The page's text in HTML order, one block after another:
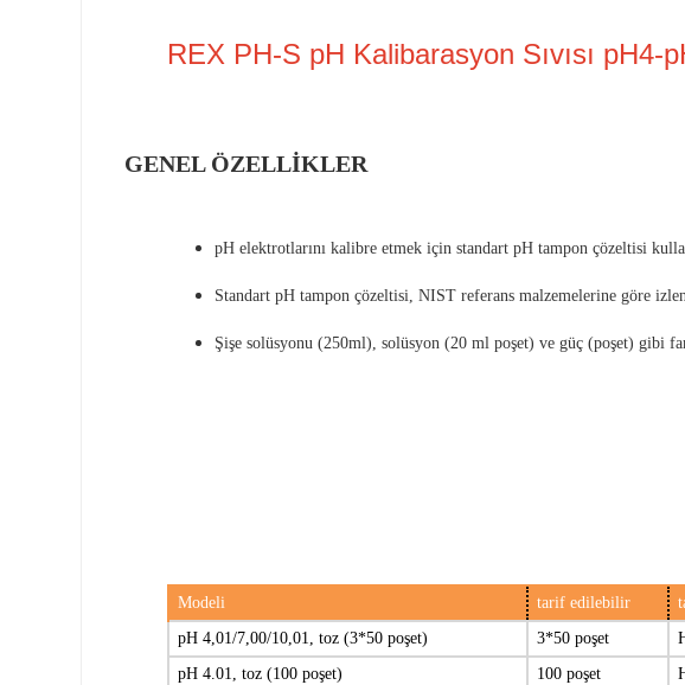
REX PH-S pH Kalibarasyon Sıvısı pH4-
GENEL ÖZELLİKLER
pH elektrotlarını kalibre etmek için standart pH tampon çözeltisi
Standart pH tampon çözeltisi, NIST referans malzemelerine göre
Şişe solüsyonu (250ml), solüsyon (20 ml poşet) ve güç (poşet) gibi
Modeli tarif edilebilir
pH 4,01/7,00/10,01, toz (3*50 poşet)
3*50 poşet
pH 4.01, toz (100 poşet)
100 poşet